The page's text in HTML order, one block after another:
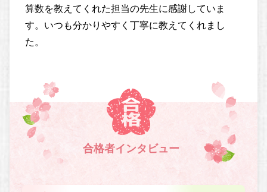
算数を教えてくれた担当の先生に感謝していま
す。いつも分かりやすく丁寧に教えてくれまし
た。
合格者インタビュー